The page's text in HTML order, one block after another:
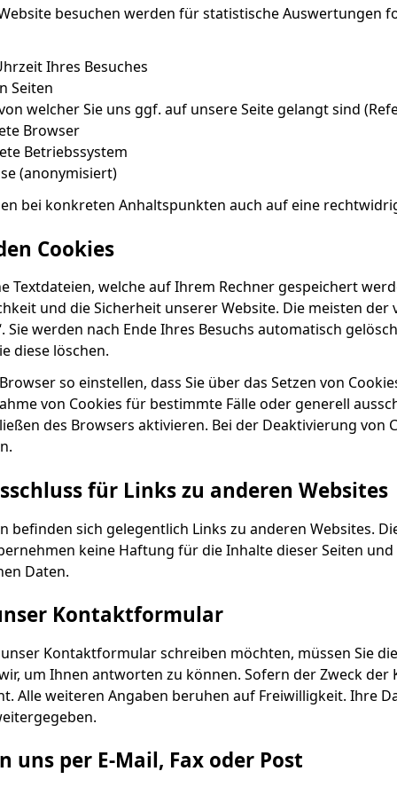
besuchen werden für statistische Auswertungen
Ihres Besuches
Seiten
welcher Sie uns ggf. auf unsere Seite gelangt sind
Browser
Betriebssystem
(anonymisiert)
bei konkreten Anhaltspunkten auch auf eine
Cookies
Textdateien, welche auf Ihrem Rechner gespeichert
und die Sicherheit unserer Website. Die meisten
Sie werden nach Ende Ihres Besuchs automatisch
diese löschen.
so einstellen, dass Sie über das Setzen von
von Cookies für bestimmte Fälle oder generell
des Browsers aktivieren. Bei der Deaktivierung
für Links zu anderen Websites
befinden sich gelegentlich Links zu anderen Websites.
keine Haftung für die Inhalte dieser Seiten
Daten.
Kontaktformular
unser Kontaktformular schreiben möchten, müssen Sie
um Ihnen antworten zu können. Sofern der Zweck
Alle weiteren Angaben beruhen auf Freiwilligkeit. Ihre
uns per E-Mail, Fax oder Post